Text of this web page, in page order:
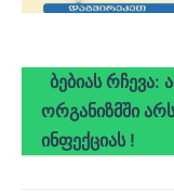
ბებიას რჩევა:
ორგანიზმში
ინფექციას !